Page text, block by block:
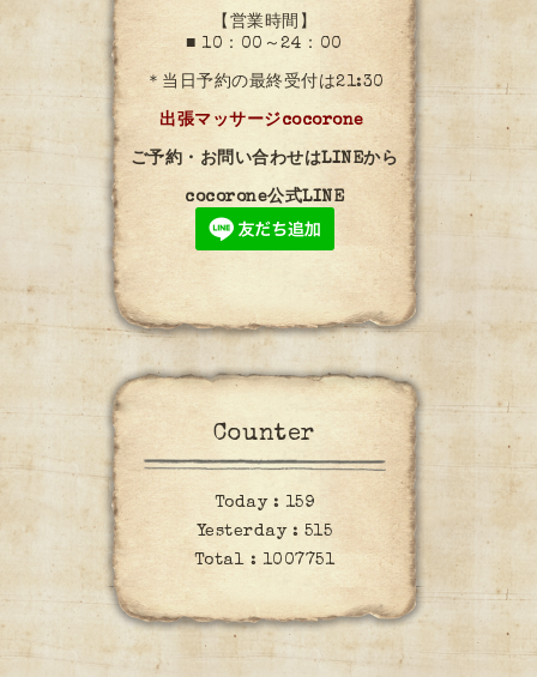
【営業時間】
■ 10：00～24：00
＊当日予約の最終受付は21:30
出張マッサージcocorone
ご予約・お問い合わせはLINEから
cocorone公式LINE
Counter
Today : 159
Yesterday : 515
Total : 1007751